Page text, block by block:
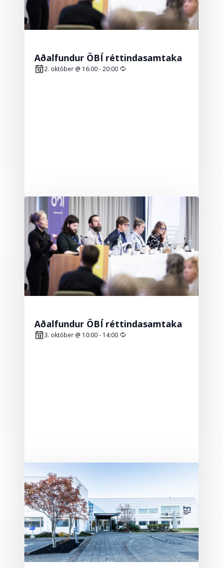
Aðalfundur ÖBÍ réttindasamtaka
2. október @ 16:00-20:00 Recurring
Aðalfundur ÖBÍ réttindasamtaka
3. október @ 10:00- 14:00 Recurring